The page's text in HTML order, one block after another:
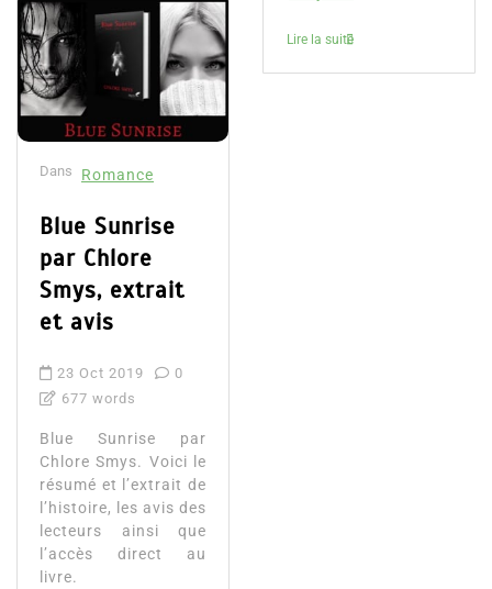
Dans Romance
Blue Sunrise
par Chlore
Smys, extrait
et avis
23 Oct 2019
0
677 words
Blue Sunrise par
Chlore Smys. Voici le
résumé et l’extrait de
l’histoire, les avis des
lecteurs ainsi que
l’accès direct au
livre.
Lire la suite